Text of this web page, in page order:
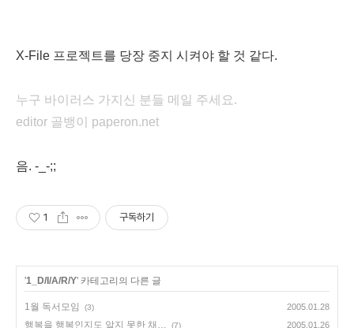
X-File 프로젝트를 당장 중지 시켜야 할 것 같다.
누구 바이러스 가지신 분들 메일 주세요.
editor 골뱅이 paperon.net
음. -_-;;
1 구독하기
'1_D/I/A/R/Y' 카테고리의 다른 글
1월 독서모임 (3) 2005.01.28
행복을 행복인지도 알지 못한 채… (7) 2005.01.26